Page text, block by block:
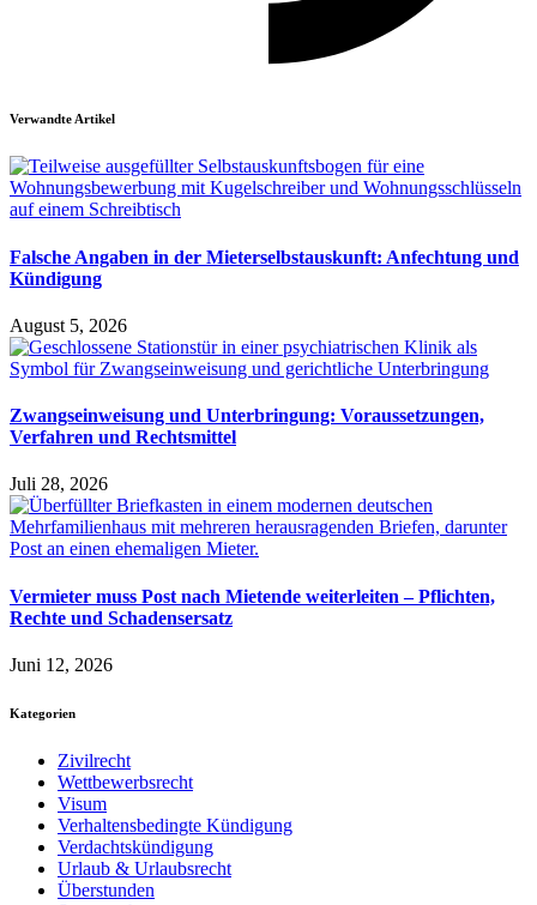
Verwandte Artikel
Falsche Angaben in der Mieterselbstauskunft: Anfechtung und
Kündigung
August 5, 2026
Zwangseinweisung und Unterbringung: Voraussetzungen,
Verfahren und Rechtsmittel
Juli 28, 2026
Vermieter muss Post nach Mietende weiterleiten – Pflichten,
Rechte und Schadensersatz
Juni 12, 2026
Kategorien
Zivilrecht
Wettbewerbsrecht
Visum
Verhaltensbedingte Kündigung
Verdachtskündigung
Urlaub & Urlaubsrecht
Überstunden